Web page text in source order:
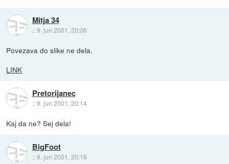
Mitja 34
::9. jun 2001, 20:06
Povezava do slike ne dela.
LINK
Pretorijanec
::9. jun 2001, 20:14
Kaj da ne? Sej dela!
BigFoot
::9. jun 2001, 20:16